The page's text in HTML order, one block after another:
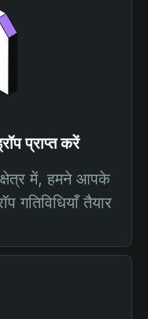
प्राप्त करें
में, हमने आपके
गतिविधियाँ तैयार